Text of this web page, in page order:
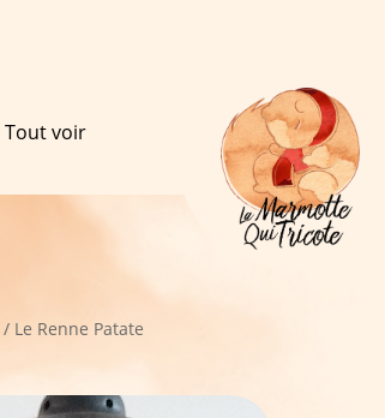
Tout voir
/ Le Renne Patate